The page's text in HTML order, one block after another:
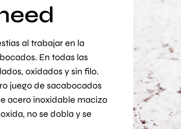
al trabajar en la
En todas las
oxidados y sin filo.
juego de sacabocados
acero inoxidable macizo
no se dobla y se